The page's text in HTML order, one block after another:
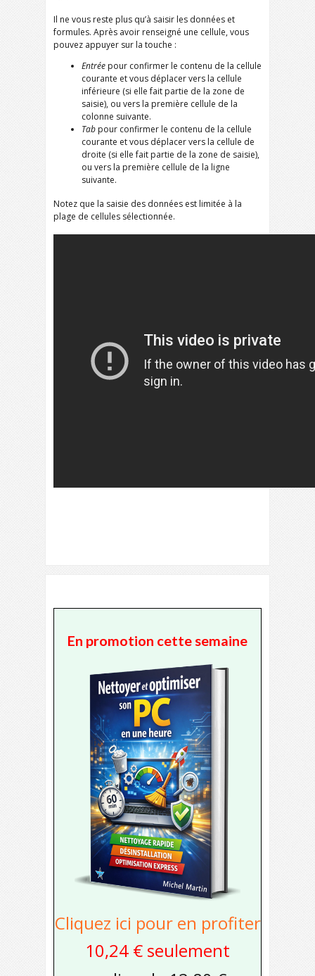
Il ne vous reste plus qu’à saisir les données et
formules. Après avoir renseigné une cellule, vous
pouvez appuyer sur la touche :
Entrée pour confirmer le contenu de la cellule
courante et vous déplacer vers la cellule
inférieure (si elle fait partie de la zone de
saisie), ou vers la première cellule de la
colonne suivante.
Tab pour confirmer le contenu de la cellule
courante et vous déplacer vers la cellule de
droite (si elle fait partie de la zone de saisie),
ou vers la première cellule de la ligne
suivante.
Notez que la saisie des données est limitée à la
plage de cellules sélectionnée.
En promotion cette semaine
Cliquez ici pour en profiter
10,24 € seulement